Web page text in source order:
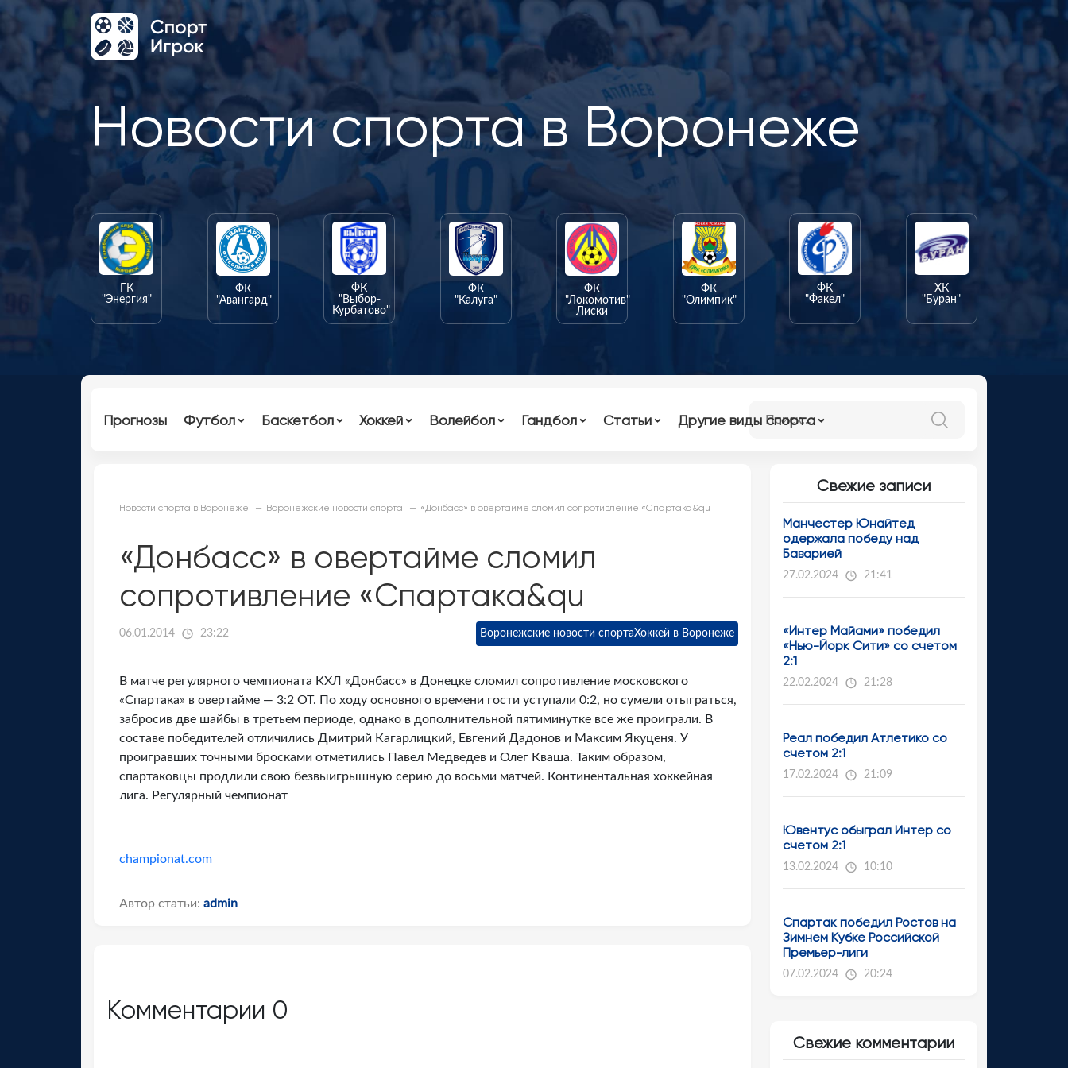
Новости спорта в Воронеже
ГК
"Энергия"
ФК
"Авангард"
ФК
"Выбор-
Курбатово"
ФК
"Калуга"
ФК
"Локомотив"
Лиски
ФК
"Олимпик"
ФК
"Факел"
ХК
"Буран"
Прогнозы Футбол Баскетбол Хоккей Волейбол Гандбол Статьи Другие виды спорта
Новости спорта в Воронеже Воронежские новости спорта «Донбасс» в овертайме сломил сопротивление «Спартака&qu
«Донбасс» в овертайме сломил
сопротивление «Спартака&qu
06.01.2014 23:22 Воронежские новости спортаХоккей в Воронеже
В матче регулярного чемпионата КХЛ «Донбасс» в Донецке сломил сопротивление московского
«Спартака» в овертайме — 3:2 ОТ. По ходу основного времени гости уступали 0:2, но сумели отыграться,
забросив две шайбы в третьем периоде, однако в дополнительной пятиминутке все же проиграли. В
составе победителей отличились Дмитрий Кагарлицкий, Евгений Дадонов и Максим Якуценя. У
проигравших точными бросками отметились Павел Медведев и Олег Кваша. Таким образом,
спартаковцы продлили свою безвыигрышную серию до восьми матчей. Континентальная хоккейная
лига. Регулярный чемпионат
championat.com
Автор статьи: admin
Комментарии 0
Свежие записи
Манчестер Юнайтед
одержала победу над
Баварией
27.02.2024 21:41
«Интер Майами» победил
«Нью-Йорк Сити» со счетом
2:1
22.02.2024 21:28
Реал победил Атлетико со
счетом 2:1
17.02.2024 21:09
Ювентус обыграл Интер со
счетом 2:1
13.02.2024 10:10
Спартак победил Ростов на
Зимнем Кубке Российской
Премьер-лиги
07.02.2024 20:24
Свежие комментарии